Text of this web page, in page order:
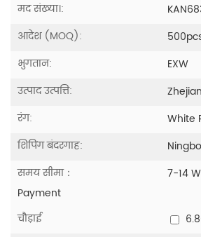
मद संख्या।:
आदेश (MOQ):
भुगतान:
EXW
उत्पाद उत्पत्ति:
रंग:
White
शिपिंग बंदरगाह:
समय सीमा：
7-14
Payment
चौड़ाई